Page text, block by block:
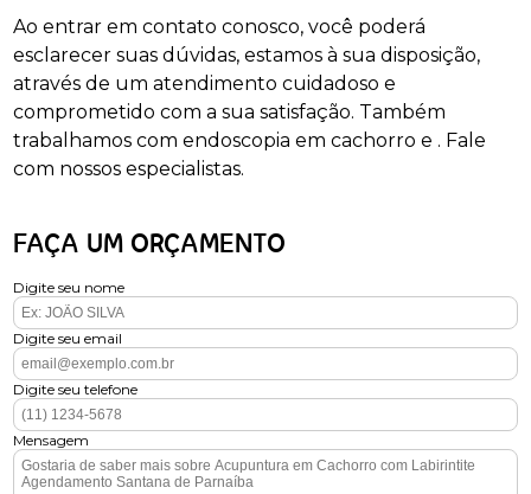
Ao entrar em contato conosco, você poderá
esclarecer suas dúvidas, estamos à sua disposição,
através de um atendimento cuidadoso e
comprometido com a sua satisfação. Também
trabalhamos com endoscopia em cachorro e . Fale
com nossos especialistas.
FAÇA UM ORÇAMENTO
Digite seu nome
Digite seu email
Digite seu telefone
Mensagem